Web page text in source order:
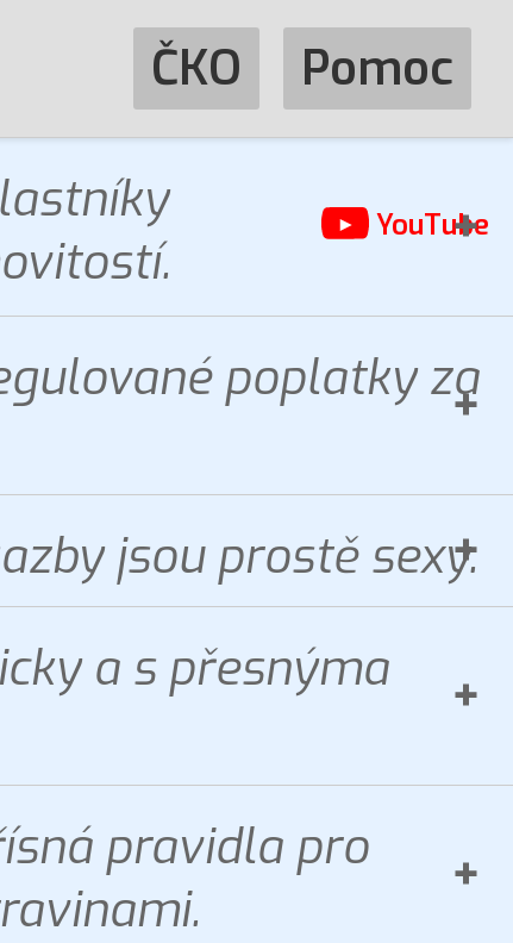
ČKO Pomoc
YouTube
poplatky za
jsou prostě sexy.
a s přesnýma
pravidla pro